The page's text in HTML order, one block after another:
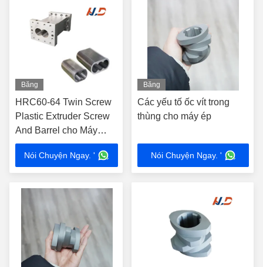
Băng
hình
HRC60-64 Twin Screw
Plastic Extruder Screw
And Barrel cho Máy
Pelletizing Nhựa
Nói Chuyện Ngay. '
Băng
hình
Các yếu tố ốc vít trong
thùng cho máy ép
Nói Chuyện Ngay. '